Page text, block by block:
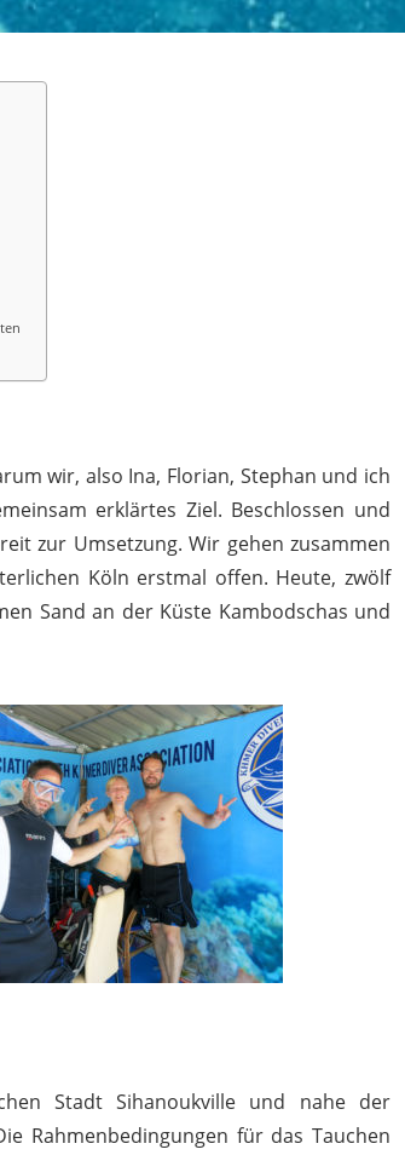
wir, also Ina, Florian, Stephan und ich
erklärtes Ziel. Beschlossen und
zur Umsetzung. Wir gehen zusammen
Köln erstmal offen. Heute, zwölf
Sand an der Küste Kambodschas und
Stadt Sihanoukville und nahe der
Rahmenbedingungen für das Tauchen